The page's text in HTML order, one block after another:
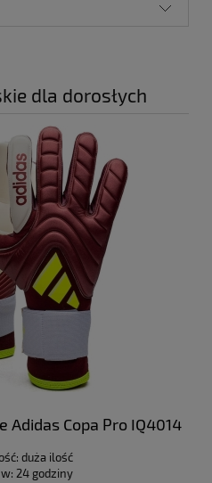
dla dorosłych
Adidas Copa Pro IQ4014
duża ilość
24 godziny